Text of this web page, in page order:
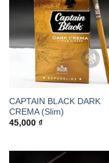
CAPTAIN BLACK DARK
CREMA (Slim)
45,000 ₫